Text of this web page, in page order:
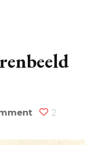
on
kenmerken
2